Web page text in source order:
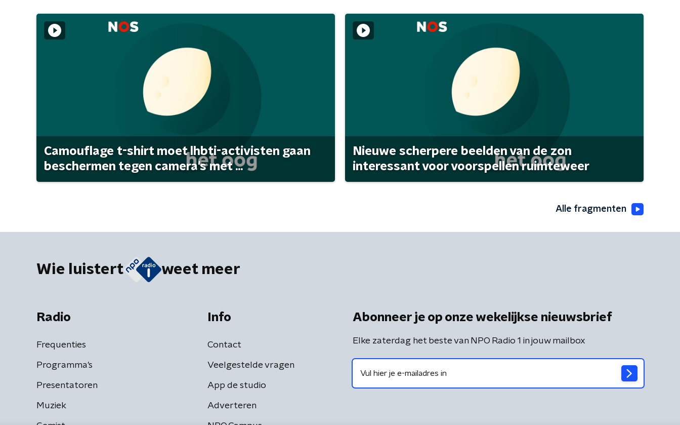
Camouflage t-shirt moet lhbti-activisten gaan
beschermen tegen camera's met ...
Nieuwe scherpere beelden van de zon
interessant voor voorspellen ruimteweer
Alle fragmenten
Wie luistert weet meer
Radio
Frequenties
Programma's
Presentatoren
Muziek
Info
Contact
Veelgestelde vragen
App de studio
Adverteren
Abonneer je op onze wekelijkse nieuwsbrief
Elke zaterdag het beste van NPO Radio 1 in jouw mailbox